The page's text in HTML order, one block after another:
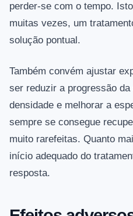
perder-se com o tempo.
muitas vezes, um
solução pontual.
Também convém ajustar
ser reduzir a progressão
densidade e melhorar a
sempre se consegue
muito rarefeitas. Quanto
início adequado do
resposta.